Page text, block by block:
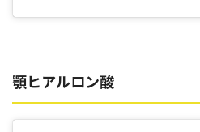
顎ヒアルロン酸